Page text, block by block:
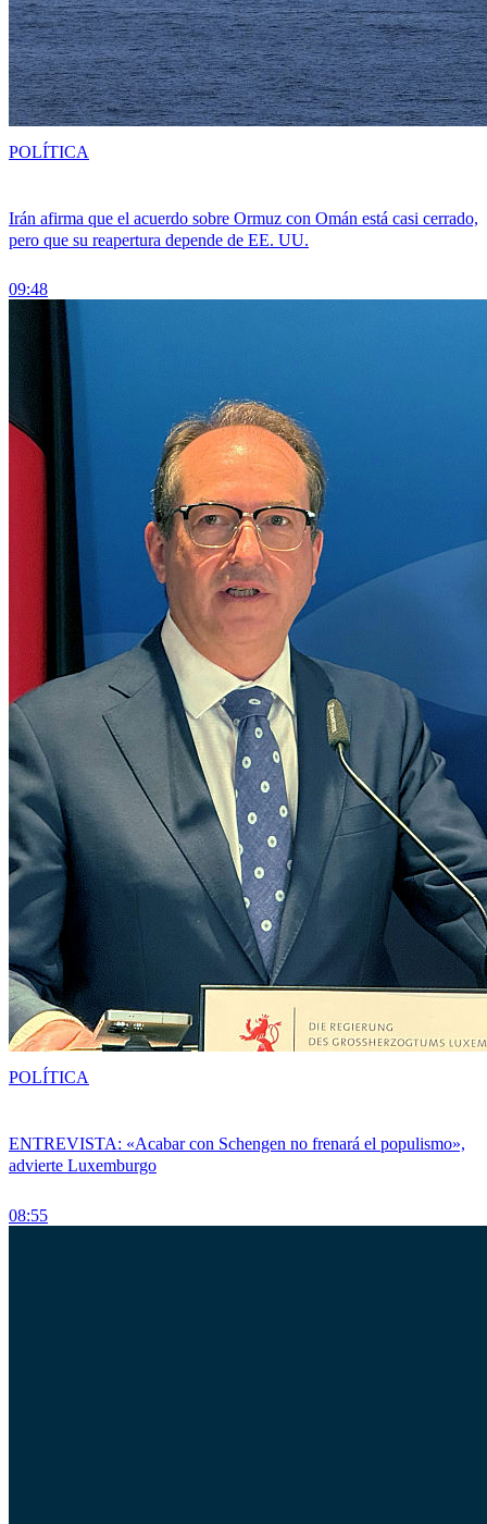
Irán afirma que el acuerdo sobre Ormuz con Omán está casi cerrado,
pero que su reapertura depende de EE. UU.
09:48
POLÍTICA
ENTREVISTA: «Acabar con Schengen no frenará el populismo»,
advierte Luxemburgo
08:55
POLÍTICA